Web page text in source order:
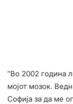
“Во 2002 година
мојот мозок.
Софија за да ме